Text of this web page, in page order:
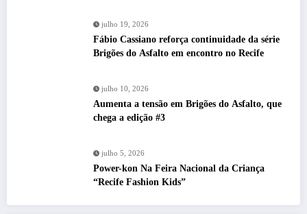
julho 19, 2026
Fábio Cassiano reforça continuidade da série
Brigões do Asfalto em encontro no Recife
julho 10, 2026
Aumenta a tensão em Brigões do Asfalto, que
chega a edição #3
julho 5, 2026
Power-kon Na Feira Nacional da Criança
“Recife Fashion Kids”